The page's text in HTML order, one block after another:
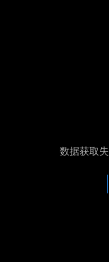
数据获取